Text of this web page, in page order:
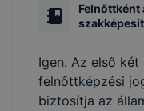
Felnőttként
Igen. Az első
felnőttképzési
biztosítja az